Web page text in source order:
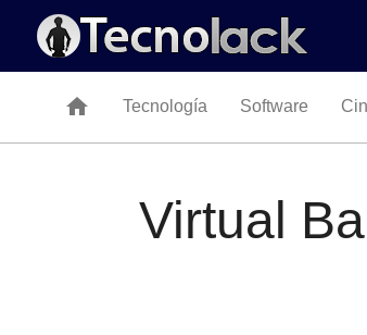
home Tecnología Software
Virtual